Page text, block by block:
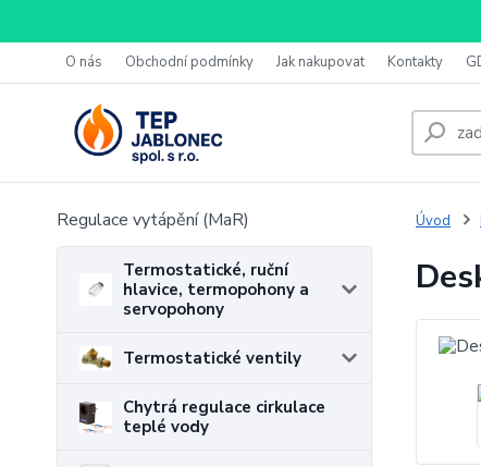
O nás Obchodní podmínky Jak nakupovat Kontakty
Regulace vytápění (MaR)
Termostatické, ruční
hlavice, termopohony a
servopohony
Termostatické ventily
Chytrá regulace cirkulace
teplé vody
Úvod